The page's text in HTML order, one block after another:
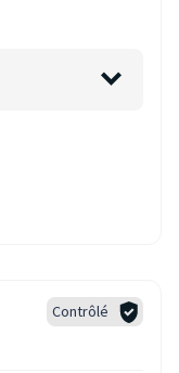
Contrôlé